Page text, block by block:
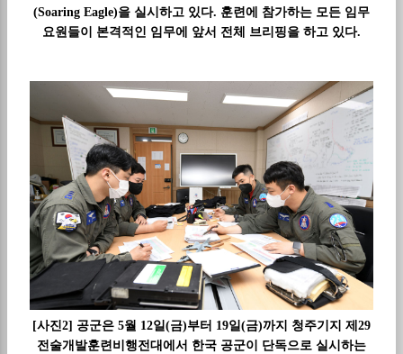
(Soaring Eagle)을 실시하고 있다. 훈련에 참가하는 모든 임무
요원들이 본격적인 임무에 앞서 전체 브리핑을 하고 있다.
[사진2] 공군은 5월 12일(금)부터 19일(금)까지 청주기지 제29
전술개발훈련비행전대에서 한국 공군이 단독으로 실시하는